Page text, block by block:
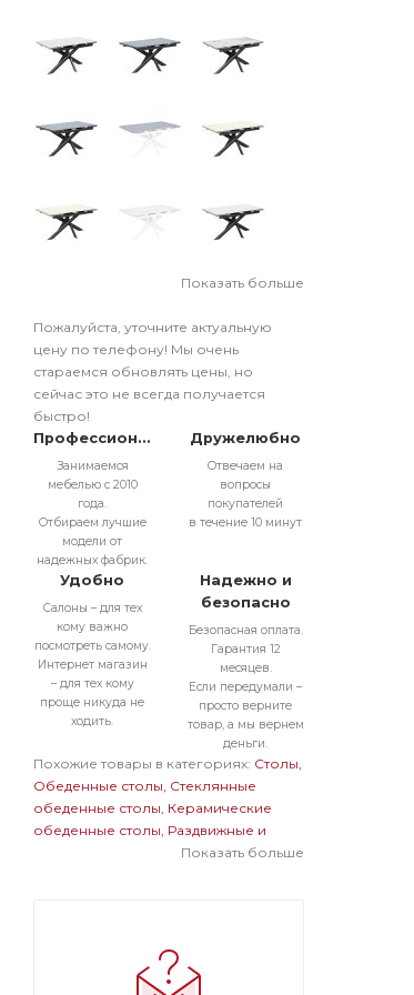
Показать больше
Пожалуйста, уточните актуальную
цену по телефону! Мы очень
стараемся обновлять цены, но
сейчас это не всегда получается
быстро!
Профессионально
Занимаемся
мебелью с 2010
года.
Отбираем лучшие
модели от
надежных фабрик.
Дружелюбно
Отвечаем на
вопросы
покупателей
в течение 10 минут
Удобно
Салоны – для тех
кому важно
посмотреть самому.
Интернет магазин
– для тех кому
проще никуда не
ходить.
Надежно и
безопасно
Безопасная оплата.
Гарантия 12
месяцев.
Если передумали –
просто верните
товар, а мы вернем
деньги.
Похожие товары в категориях: Столы
Обеденные столы Стеклянные
обеденные столы Керамические
обеденные столы Раздвижные и
раскладные обеденные столы
Большие обеденные столы
Стеклянные раздвижные и
Показать больше